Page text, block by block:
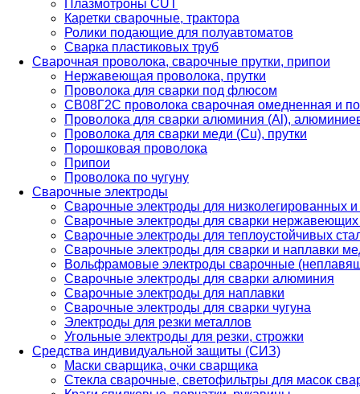
Плазмотроны CUT
Каретки сварочные, трактора
Ролики подающие для полуавтоматов
Сварка пластиковых труб
Сварочная проволока, сварочные прутки, припои
Нержавеющая проволока, прутки
Проволока для сварки под флюсом
СВ08Г2С проволока сварочная омедненная и
Проволока для сварки алюминия (Al),
Проволока для сварки меди (Cu), прутки
Порошковая проволока
Припои
Проволока по чугуну
Сварочные электроды
Сварочные электроды для низколегированных и
Сварочные электроды для сварки
Сварочные электроды для теплоустойчивых
Сварочные электроды для сварки и наплавки
Вольфрамовые электроды сварочные
Сварочные электроды для сварки алюминия
Сварочные электроды для наплавки
Сварочные электроды для сварки чугуна
Электроды для резки металлов
Угольные электроды для резки, строжки
Средства индивидуальной защиты (СИЗ)
Маски сварщика, очки сварщика
Стекла сварочные, светофильтры для масок